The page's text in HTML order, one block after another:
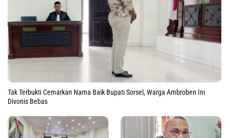
Tak Terbukti Cemarkan Nama Baik Bupati Sorsel, Warga Ambroben Ini
Divonis Bebas